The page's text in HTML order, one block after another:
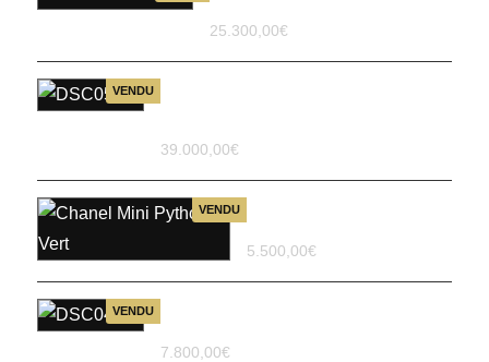
25.300,00€
VENDU
39.000,00€
VENDU
5.500,00€
VENDU
7.800,00€